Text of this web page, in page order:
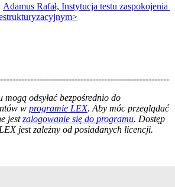
Adamus Rafał, Instytucja testu zaspokojenia
mogą odsyłać bezpośrednio do
w programie LEX. Aby móc przeglądać
jestzalogowanie się do programu. Dostęp
jest zależny od posiadanych licencji.